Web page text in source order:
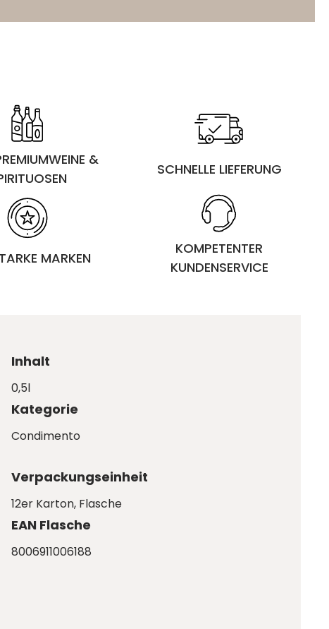
&
SCHNELLE LIEFERUNG
MARKEN
KOMPETENTER
KUNDENSERVICE
Inhalt
0,5l
Kategorie
Condimento
Verpackungseinheit
12er Karton, Flasche
EAN Flasche
8006911006188